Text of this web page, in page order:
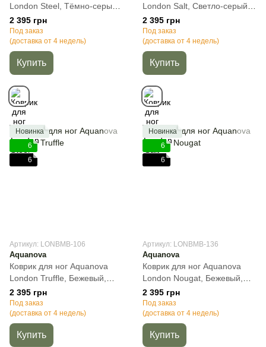
London Steel, Тёмно-серый,
60х60 см, 1, Квадратная
2 395 грн
Под заказ
(доставка от 4 недель)
Купить
London Salt, Светло-серый,
60х60 см, 1, Квадратная
2 395 грн
Под заказ
(доставка от 4 недель)
Купить
Новинка
6
6
Артикул: LONBMB-106
Aquanova
Коврик для ног Aquanova
London Truffle, Бежевый,
60х60 см, 1, Квадратная
2 395 грн
Под заказ
(доставка от 4 недель)
Купить
Новинка
6
6
Артикул: LONBMB-136
Aquanova
Коврик для ног Aquanova
London Nougat, Бежевый,
60х60 см, 1, Квадратная
2 395 грн
Под заказ
(доставка от 4 недель)
Купить